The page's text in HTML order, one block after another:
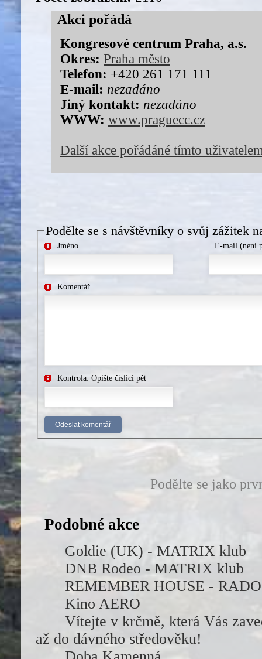
Akci pořádá
Kongresové centrum Praha, a.s.
Okres: Praha město
Telefon: +420 261 171 111
E-mail: nezadáno
Jiný kontakt: nezadáno
WWW: www.praguecc.cz
Další akce pořádáné tímto
Podělte se s návštěvníky o svůj zážitek
Jméno E-mail (není
Komentář
Kontrola: Opište číslici pět
Podělte se jako
Podobné akce
Goldie (UK) - MATRIX klub
DNB Rodeo - MATRIX klub
REMEMBER HOUSE -
Kino AERO
Vítejte v krčmě, která Vás
až do dávného středověku!